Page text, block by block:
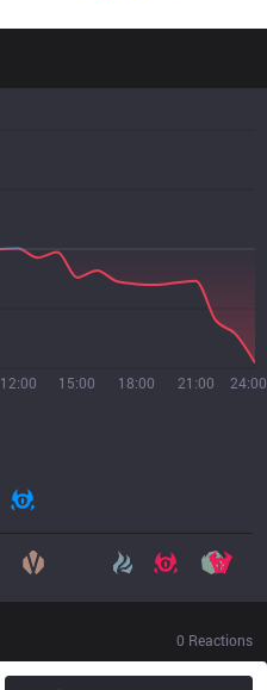
12:00 15:00 18:00 21:00 24:00
0 Reactions